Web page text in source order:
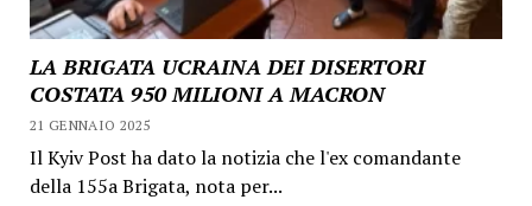
LA BRIGATA UCRAINA DEI DISERTORI
COSTATA 950 MILIONI A MACRON
21 GENNAIO 2025
Il Kyiv Post ha dato la notizia che l'ex comandante
della 155a Brigata, nota per...